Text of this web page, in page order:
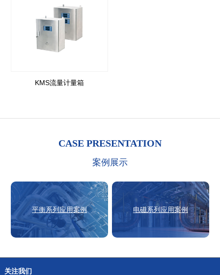
KMS流量计量箱
CASE PRESENTATION
案例展示
平衡系列应用案例 电磁系列应用案例
关注我们